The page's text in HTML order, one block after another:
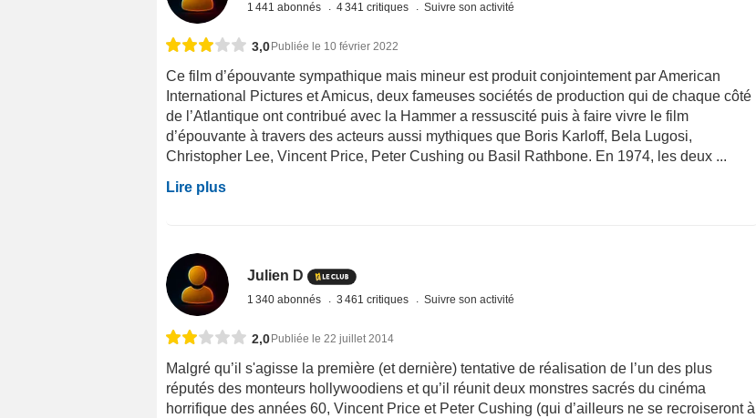
1 441 abonnés 4 341 critiques Suivre son activité
3,0 Publiée le 10 février 2022
Ce film d’épouvante sympathique mais mineur est produit conjointement par American
International Pictures et Amicus, deux fameuses sociétés de production qui de chaque côté
de l’Atlantique ont contribué avec la Hammer a ressuscité puis à faire vivre le film
d’épouvante à travers des acteurs aussi mythiques que Boris Karloff, Bela Lugosi,
Christopher Lee, Vincent Price, Peter Cushing ou Basil Rathbone. En 1974, les deux ...
Lire plus
Julien D
1 340 abonnés 3 461 critiques Suivre son activité
2,0 Publiée le 22 juillet 2014
Malgré qu’il s'agisse la première (et dernière) tentative de réalisation de l’un des plus
réputés des monteurs hollywoodiens et qu’il réunit deux monstres sacrés du cinéma
horrifique des années 60, Vincent Price et Peter Cushing (qui d’ailleurs ne se recroiseront à